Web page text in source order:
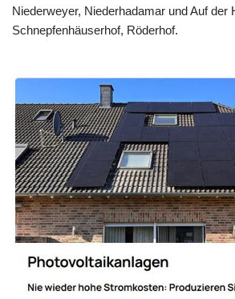
Niederweyer, Niederhadamar und Auf der
Schnepfenhäuserhof, Röderhof.